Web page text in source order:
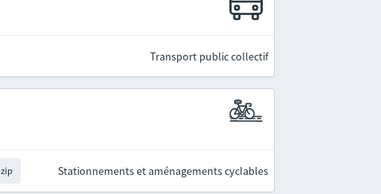
Transport public collectif
zip Stationnements et aménagements cyclables